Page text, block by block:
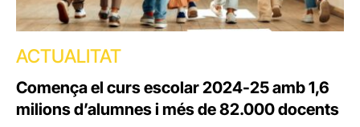
ACTUALITAT
Comença el curs escolar 2024-25 amb 1,6
milions d’alumnes i més de 82.000 docents